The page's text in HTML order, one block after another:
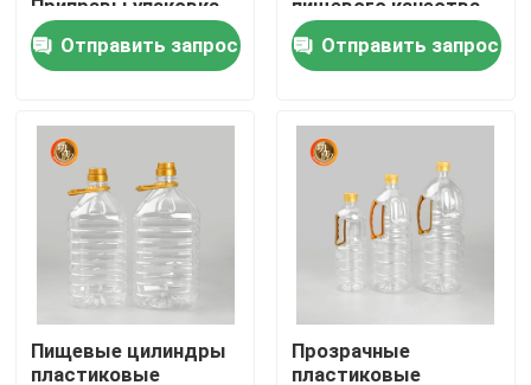
Наша фабрика
контроль качества
контактные данные
Новости
Пластиковая бутылка таблетки
Приправы упаковка
1000ml-1800ml
Вместимость
Отправить запрос
пищевого качества
Цилиндровая
упаковка 1000ml-
1800ml вместимость
Отправить запрос
Пищевые цилиндры
пластиковые
Прозрачные
пластиковые